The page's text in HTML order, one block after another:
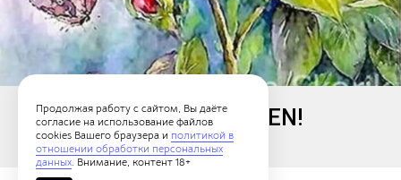
3- PLACE IS TAKEN!
Реализм
Продолжая работу с сайтом, Вы даёте
согласие на использование файлов
cookies Вашего браузера и политикой в
отношении обработки персональных
данных. Внимание, контент 18+